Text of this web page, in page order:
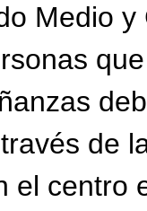
Medio
de
el centro